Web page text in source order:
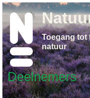
Deelnemers
Toegang tot
natuur